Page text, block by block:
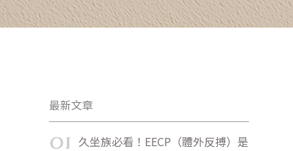
最新文章
01 久坐族必看！EECP（體外反搏）是